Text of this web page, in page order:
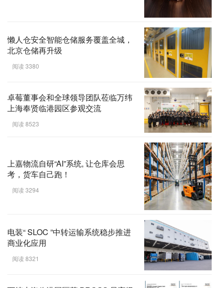
懒人仓安全智能仓储服务覆盖全城，
北京仓储再升级
阅读 3380
卓莓董事会和全球领导团队莅临万纬
上海奉贤临港园区参观交流
阅读 8523
上嘉物流自研“AI”系统, 让仓库会思
考，货车自己跑！
阅读 3294
电装“ SLOC ”中转运输系统稳步推进
商业化应用
阅读 8321